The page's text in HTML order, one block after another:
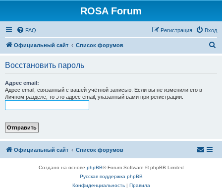
ROSA Forum
FAQ Вход
Регистрация
Официальный сайт Список форумов
Восстановить пароль
Адрес email:
Адрес email, связанный с вашей учётной записью. Если вы не изменили его в
Личном разделе, то это адрес email, указанный вами при регистрации.
Официальный сайт Список форумов
Создано на основе phpBB® Forum Software © phpBB Limited
Русская поддержка phpBB
Конфиденциальность| Правила